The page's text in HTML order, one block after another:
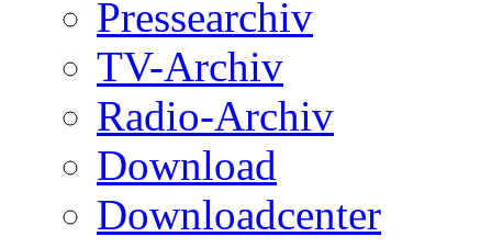
Pressearchiv
TV-Archiv
Radio-Archiv
Download
Downloadcenter